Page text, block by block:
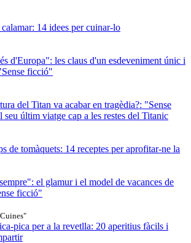
14 idees per cuinar-lo
d'Europa": les claus d'un esdeveniment únic i
ficció"
del Titan va acabar en tragèdia?: "Sense
últim viatge cap a les restes del Titanic
de tomàquets: 14 receptes per aprofitar-ne la
el glamur i el model de vacances de
ficció"
pica per a la revetlla: 20 aperitius fàcils i